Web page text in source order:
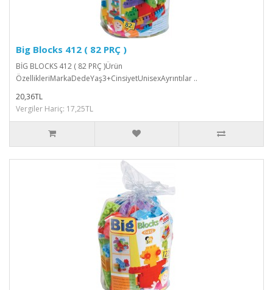
Big Blocks 412 ( 82 PRÇ )
BİG BLOCKS 412 ( 82 PRÇ )Ürün
ÖzellikleriMarkaDedeYaş3+CinsiyetUnisexAyrıntılar ..
20,36TL
Vergiler Hariç: 17,25TL